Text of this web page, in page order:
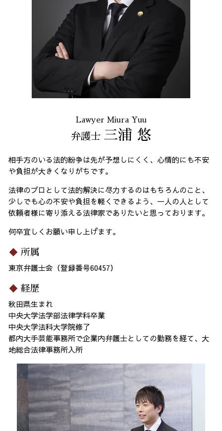
Lawyer Miura Yuu
弁護士 三浦 悠
相手方のいる法的紛争は先が予想しにくく、心情的にも不安
や負担が大きくなりがちです。
法律のプロとして法的解決に尽力するのはもちろんのこと、
少しでも心の不安や負担を軽くできるよう、一人の人として
依頼者様に寄り添える法律家でありたいと思っております。
何卒宜しくお願い申し上げます。
所属
東京弁護士会（登録番号60457）
経歴
秋田県生まれ
中央大学法学部法律学科卒業
中央大学法科大学院修了
都内大手芸能事務所で企業内弁護士としての勤務を経て、大
地総合法律事務所入所